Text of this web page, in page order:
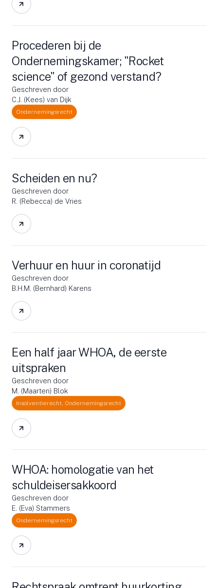
Procederen bij de
Ondernemingskamer; "Rocket
science" of gezond verstand?
Geschreven door
C.J. (Kees) van Dijk
Ondernemingsrecht
Scheiden en nu?
Geschreven door
R. (Rebecca) de Vries
Verhuur en huur in coronatijd
Geschreven door
B.H.M. (Bernhard) Karens
Een half jaar WHOA, de eerste
uitspraken
Geschreven door
M. (Maarten) Blok
Insolventierecht, Ondernemingsrecht
WHOA: homologatie van het
schuldeisersakkoord
Geschreven door
E. (Eva) Stammers
Ondernemingsrecht